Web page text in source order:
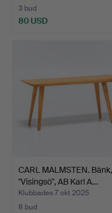
3 bud
80 USD
CARL MALMSTEN. Bänk,
"Visingsö", AB Karl A…
Klubbades 7 okt 2025
8 bud